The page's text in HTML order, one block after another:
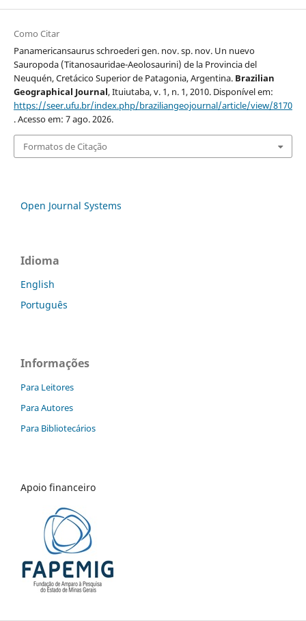
Como Citar
Panamericansaurus schroederi gen. nov. sp. nov. Un nuevo
Sauropoda (Titanosauridae-Aeolosaurini) de la Provincia del
Neuquén, Cretácico Superior de Patagonia, Argentina. Brazilian
Geographical Journal, Ituiutaba, v. 1, n. 1, 2010. Disponível em:
https://seer.ufu.br/index.php/braziliangeojournal/article/view/8170
. Acesso em: 7 ago. 2026.
Formatos de Citação
Open Journal Systems
Idioma
English
Português
Informações
Para Leitores
Para Autores
Para Bibliotecários
Apoio financeiro